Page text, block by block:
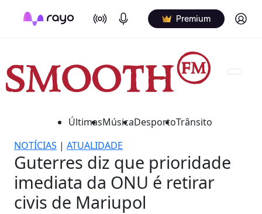
On Air Podcasts Premium Log in
ÚltimasMúsicaDesportoTrânsito
NOTÍCIAS | ATUALIDADE
Guterres diz que prioridade
imediata da ONU é retirar
civis de Mariupol